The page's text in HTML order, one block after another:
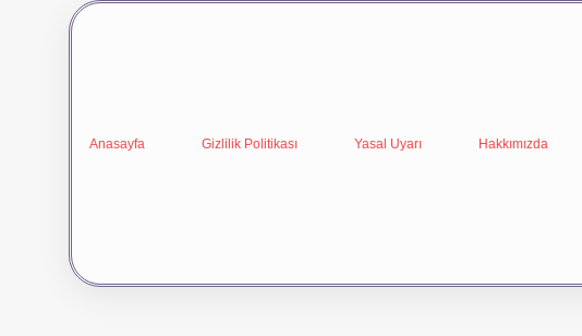
Anasayfa Gizlilik Politikası Yasal Uyarı Hakkımızda